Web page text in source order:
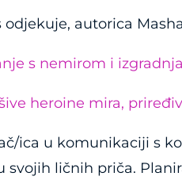
odjekuje, autorica
s nemirom i
heroine mira,
ica u komunikaciji s
svojih ličnih priča.